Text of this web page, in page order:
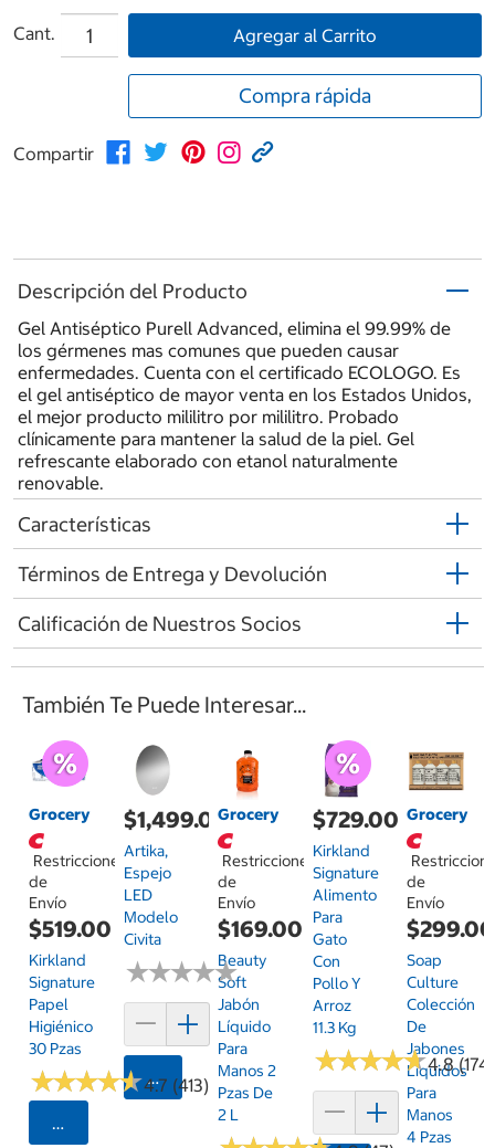
Cant. Agregar al Carrito
Compra rápida
Compartir
Descripción del Producto
Gel Antiséptico Purell Advanced, elimina el 99.99% de
los gérmenes mas comunes que pueden causar
enfermedades. Cuenta con el certificado ECOLOGO. Es
el gel antiséptico de mayor venta en los Estados Unidos,
el mejor producto mililitro por mililitro. Probado
clínicamente para mantener la salud de la piel. Gel
refrescante elaborado con etanol naturalmente
renovable.
Características
Términos de Entrega y Devolución
Calificación de Nuestros Socios
También Te Puede Interesar...
Grocery
Restricciones
de
Envío
$519.00
Kirkland
Signature
Papel
Higiénico
30 Pzas
★★★★★
★★★★★4.7 (413)
Seleccionar Código Postal
$1,499.00
Artika,
Espejo
LED
Modelo
Civita
★★★★★
★★★★★
Agregar
Grocery
Restricciones
de
Envío
$169.00
Beauty
Soft
Jabón
Líquido
Para
Manos 2
Pzas De
2 L
$729.00
Kirkland
Signature
Alimento
Para
Gato
Con
Pollo Y
Arroz
11.3 Kg
★★★★★
★★★★★4.8
Grocery
de
Envío
$299.00
Soap
Culture
Colección
De
Jabones
Líquidos
Para
Manos
4 Pzas